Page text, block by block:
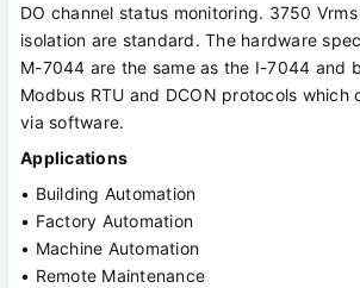
DO channel status monitoring. 3750
isolation are standard. The hardware
M-7044 are the same as the I-7044 and
Modbus RTU and DCON protocols which
via software.
Applications
• Building Automation
• Factory Automation
• Machine Automation
• Remote Maintenance